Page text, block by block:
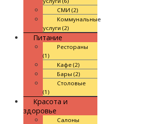
СМИ (2)
Коммунальные
услуги (2)
Питание
Рестораны
(1)
Кафе (2)
Бары (2)
Столовые
(1)
Красота и
здоровье
Салоны